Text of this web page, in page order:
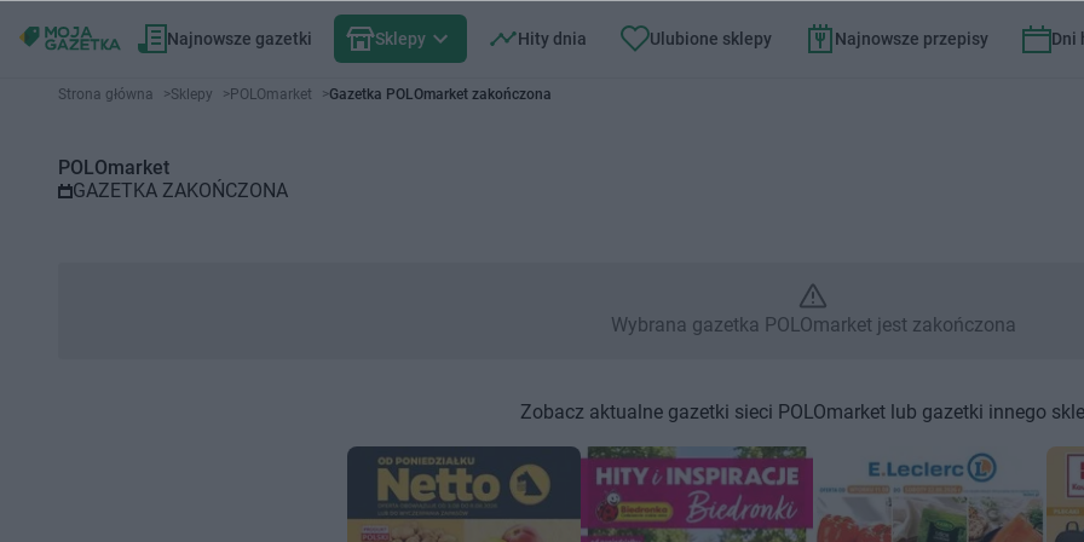
Najnowsze gazetki Sklepy Hity dnia Ulubione sklepy Najnowsze przepisy Dni
Gazetka promocyjna POLOmarket – Wybrana gazetka
Strona główna >Sklepy >POLOmarket >Gazetka POLOmarket zakończona
POLOmarket
GAZETKA ZAKOŃCZONA
Wybrana gazetka POLOmarket jest zakończona
Zobacz aktualne gazetki sieci POLOmarket lub gazetki innego